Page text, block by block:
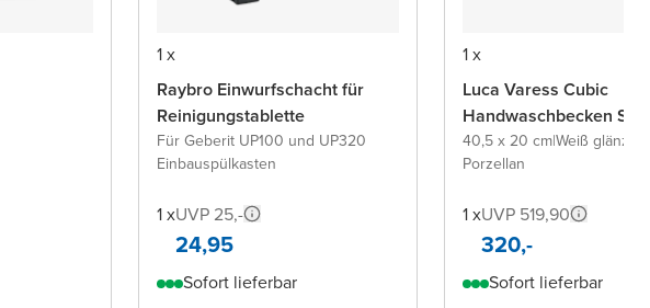
1 x
Raybro Einwurfschacht für
Reinigungstablette
Für Geberit UP100 und UP320
Einbauspülkasten
1 xUVP 25,-
24,95
Sofort lieferbar
1 x
Luca Varess Cubic
Handwaschbecken Set
40,5 x 20 cm|Weiß
Porzellan
1 xUVP 519,90
320,-
Sofort lieferbar